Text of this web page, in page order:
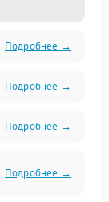
Подробнее →
Подробнее →
Подробнее →
Подробнее →